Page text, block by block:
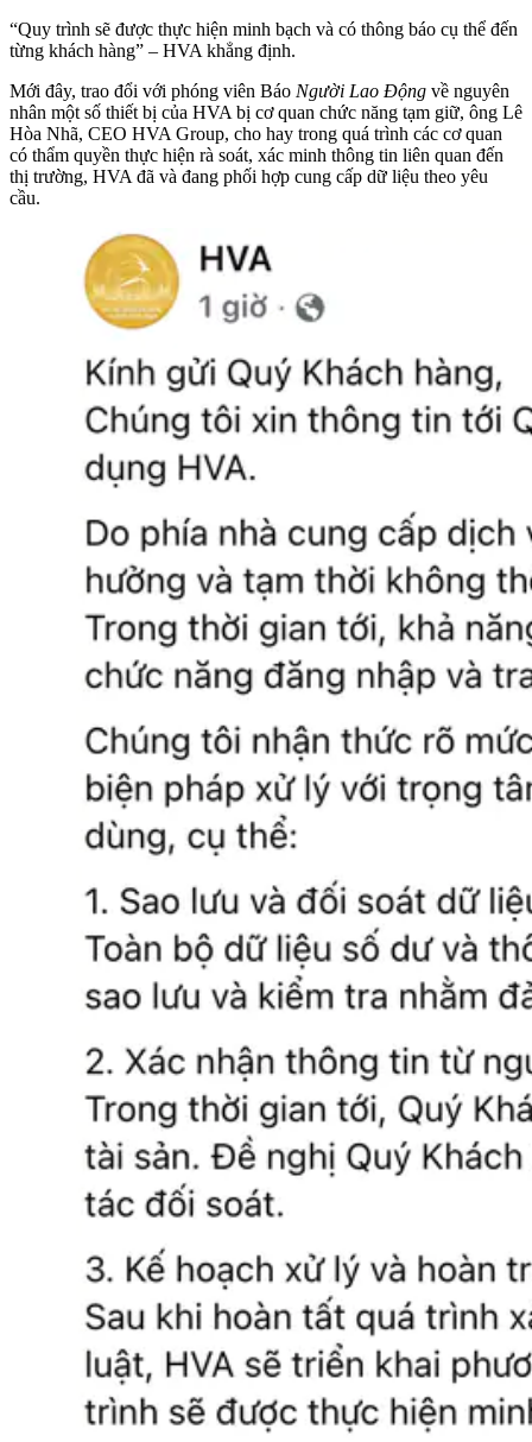
“Quy trình sẽ được thực hiện minh bạch và có thông báo cụ thể đến
từng khách hàng” – HVA khẳng định.
Mới đây, trao đổi với phóng viên Báo Người Lao Động về nguyên
nhân một số thiết bị của HVA bị cơ quan chức năng tạm giữ, ông Lê
Hòa Nhã, CEO HVA Group, cho hay trong quá trình các cơ quan
có thẩm quyền thực hiện rà soát, xác minh thông tin liên quan đến
thị trường, HVA đã và đang phối hợp cung cấp dữ liệu theo yêu
cầu.